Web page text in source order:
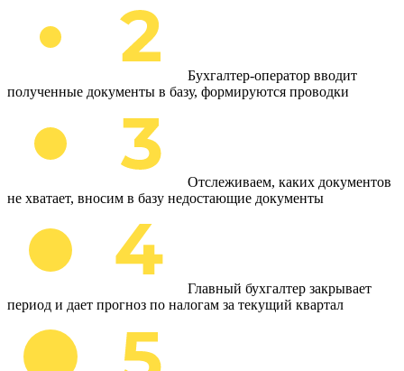
Бухгалтер-оператор вводит
полученные документы в базу, формируются проводки
Отслеживаем, каких документов
не хватает, вносим в базу недостающие документы
Главный бухгалтер закрывает
период и дает прогноз по налогам за текущий квартал